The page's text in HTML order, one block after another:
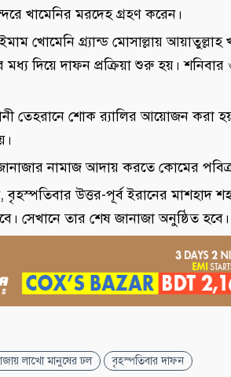
খামেনির মরদেহ গ্রহণ করেন।
খোমেনি গ্র্যান্ড মোসাল্লায় আয়াতুল্লাহ
মধ্য দিয়ে দাফন প্রক্রিয়া শুরু হয়। শনিবার
তেহরানে শোক র‌্যালির আয়োজন করা
নামাজ আদায় করতে কোমের
বৃহস্পতিবার উত্তর-পূর্ব ইরানের মাশহাদ
সেখানে তার শেষ জানাজা অনুষ্ঠিত হবে।
লাখো মানুষের ঢল বৃহস্পতিবার দাফন